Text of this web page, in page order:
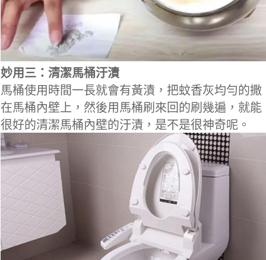
妙用三：清潔馬桶汙漬
馬桶使用時間一長就會有黃漬，把蚊香灰均勻的撒
在馬桶內壁上，然後用馬桶刷來回的刷幾遍，就能
很好的清潔馬桶內壁的汙漬，是不是很神奇呢。